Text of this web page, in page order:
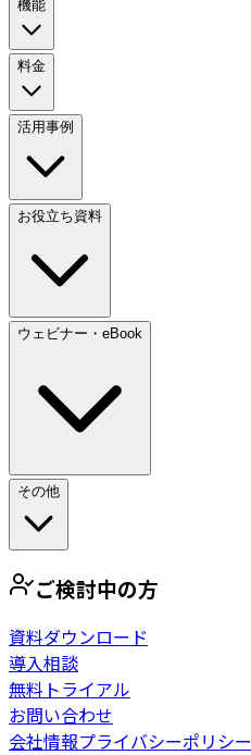
機能
料金
活用事例
お役立ち資料
ウェビナー・eBook
その他
ご検討中の方
資料ダウンロード
導入相談
無料トライアル
お問い合わせ
会社情報プライバシーポリシー